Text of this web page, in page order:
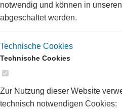
notwendig und können in
abgeschaltet werden.
Technische Cookies
Technische Cookies
Zur Nutzung dieser Website
technisch notwendigen Cookies: